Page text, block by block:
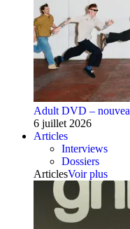
Adult DVD –
6 juillet 2026
Articles
Interviews
Dossiers
ArticlesVoir plus